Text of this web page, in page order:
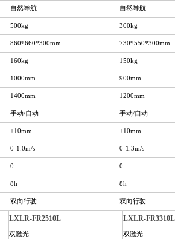
自然导航 自然导航
500kg 300kg
860*660*300mm 730*550*300mm
160kg 150kg
1000mm 900mm
1400mm 1200mm
手动/自动 手动/自动
±10mm ±10mm
0-1.0m/s 0-1.3m/s
0 0
8h 8h
双向行驶 双向行驶
LXLR-FR2510L LXLR-FR3310L
双激光 双激光